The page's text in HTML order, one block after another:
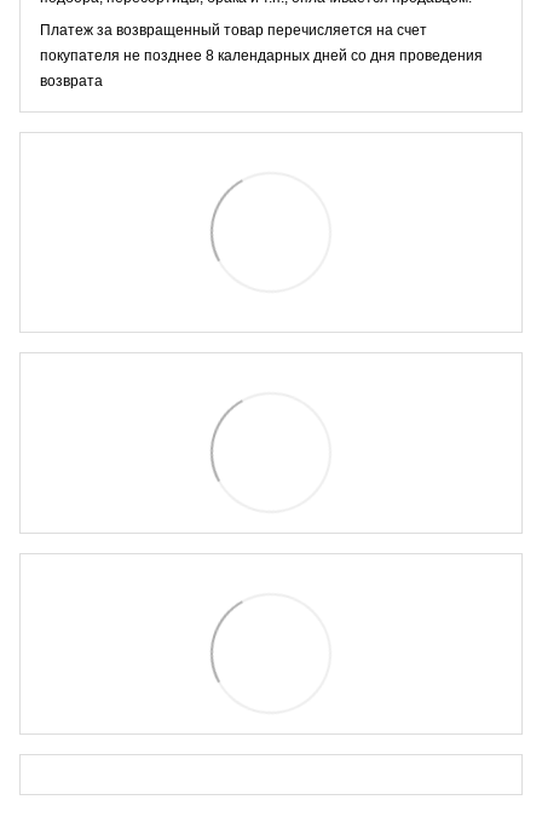
Платеж за возвращенный товар перечисляется на счет
покупателя не позднее 8 календарных дней со дня проведения
возврата